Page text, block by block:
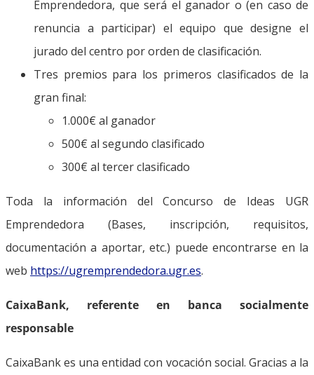
Emprendedora, que será el ganador o (en caso de
renuncia a participar) el equipo que designe el
jurado del centro por orden de clasificación.
Tres premios para los primeros clasificados de la
gran final:
1.000€ al ganador
500€ al segundo clasificado
300€ al tercer clasificado
Toda la información del Concurso de Ideas UGR
Emprendedora (Bases, inscripción, requisitos,
documentación a aportar, etc.) puede encontrarse en la
web https://ugremprendedora.ugr.es.
CaixaBank, referente en banca socialmente
responsable
CaixaBank es una entidad con vocación social. Gracias a la